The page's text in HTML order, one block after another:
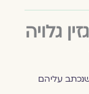
גלויה
עליהם